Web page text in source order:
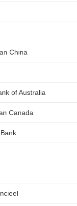
China
of Australia
Canada